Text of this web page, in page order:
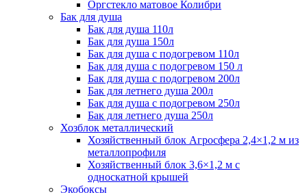
Оргстекло матовое Колибри
Бак для душа
Бак для душа 110л
Бак для душа 150л
Бак для душа с подогревом 110л
Бак для душа с подогревом 150 л
Бак для душа с подогревом 200л
Бак для летнего душа 200л
Бак для душа с подогревом 250л
Бак для летнего душа 250л
Хозблок металлический
Хозяйственный блок Агросфера 2,4×1,2 м из
металлопрофиля
Хозяйственный блок 3,6×1,2 м с
односкатной крышей
Экобоксы